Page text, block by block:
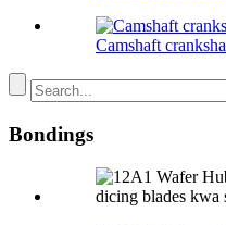
Camshaft
Bondings